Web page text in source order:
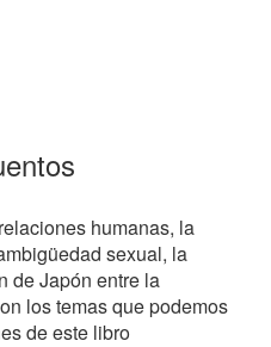
humanas, la
sexual, la
de Japón entre la
los temas que podemos
de este libro